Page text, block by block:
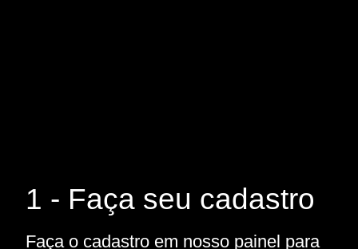
1 - Faça seu cadastro
Faça o cadastro em nosso painel para